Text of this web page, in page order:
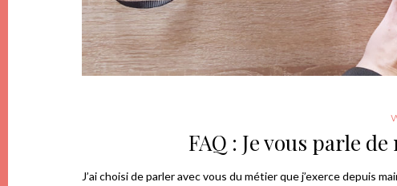
FAQ : Je vous parle
J’ai choisi de parler avec vous du métier que j’exerce depuis